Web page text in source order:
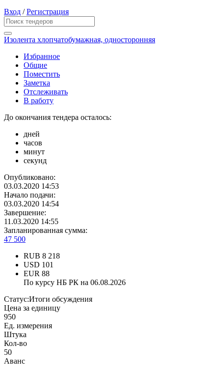
Вход /Регистрация
Изолента хлопчатобумажная, односторонняя
Избранное
Общие
Поместить
Заметка
Отслеживать
В работу
До окончания тендера осталось:
дней
часов
минут
секунд
Опубликовано:
03.03.2020 14:53
Начало подачи:
03.03.2020 14:54
Завершение:
11.03.2020 14:55
Запланированная сумма:
47 500
RUB 8 218
USD 101
EUR 88
По курсу НБ РК на 06.08.2026
Статус:Итоги обсуждения
Цена за единицу
950
Ед. измерения
Штука
Кол-во
50
Аванс